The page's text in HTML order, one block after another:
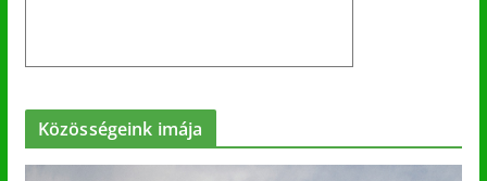
Közösségeink imája